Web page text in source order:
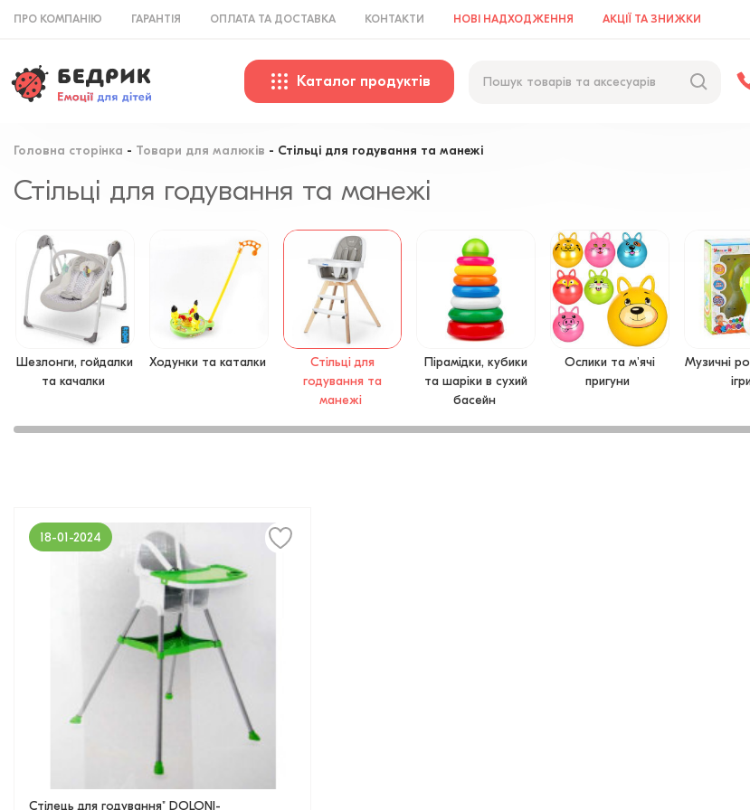
ПРО КОМПАНІЮ ГАРАНТІЯ ОПЛАТА ТА ДОСТАВКА КОНТАКТИ НОВІ НАДХОДЖЕННЯ АКЦІЇ ТА ЗНИЖКИ
Каталог продуктів
Головна сторінка Товари для малюків Стільці для годування та манежі
Стільці для годування та манежі
Шезлонги, гойдалки
та качалки
Ходунки та каталки
Стільці для
годування та
манежі
Пірамідки, кубики
та шаріки в сухий
басейн
Ослики та м'ячі
пригуни
Музичні
Стілець для годування" DOLONI-
18-01-2024